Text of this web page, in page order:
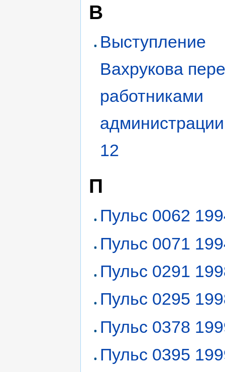
В
Выступление
Вахрукова
работниками
12
П
Пульс 0062
Пульс 0071
Пульс 0291
Пульс 0295
Пульс 0378
Пульс 0395